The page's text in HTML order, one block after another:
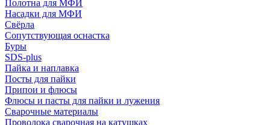
Полотна для МФИ
Насадки для МФИ
Свёрла
Сопутствующая оснастка
Буры
SDS-plus
Пайка и наплавка
Посты для пайки
Припои и флюсы
Флюсы и пасты для пайки и лужения
Сварочные материалы
Проволока сварочная на катушках